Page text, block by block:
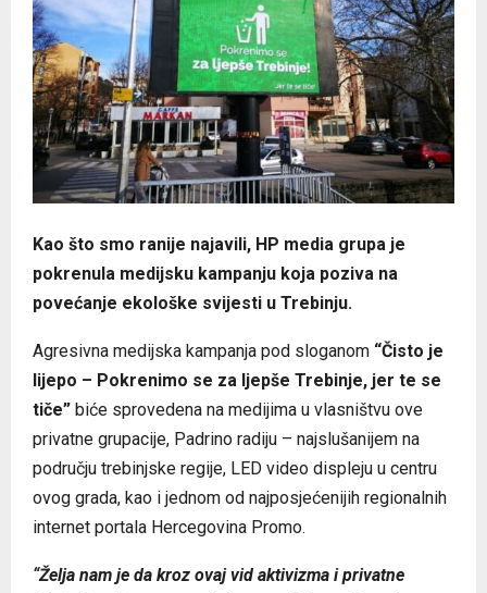
Kao što smo ranije najavili, HP media grupa je
pokrenula medijsku kampanju koja poziva na
povećanje ekološke svijesti u Trebinju.
Agresivna medijska kampanja pod sloganom “Čisto je
lijepo – Pokrenimo se za ljepše Trebinje, jer te se
tiče” biće sprovedena na medijima u vlasništvu ove
privatne grupacije, Padrino radiju – najslušanijem na
području trebinjske regije, LED video displeju u centru
ovog grada, kao i jednom od najposjećenijih regionalnih
internet portala Hercegovina Promo.
“Želja nam je da kroz ovaj vid aktivizma i privatne